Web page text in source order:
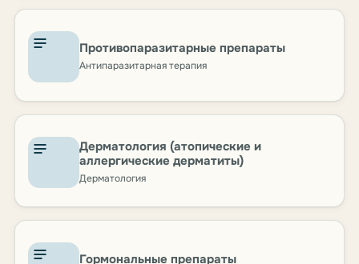
Противопаразитарные препараты
Антипаразитарная терапия
Дерматология (атопические и
аллергические дерматиты)
Дерматология
Гормональные препараты